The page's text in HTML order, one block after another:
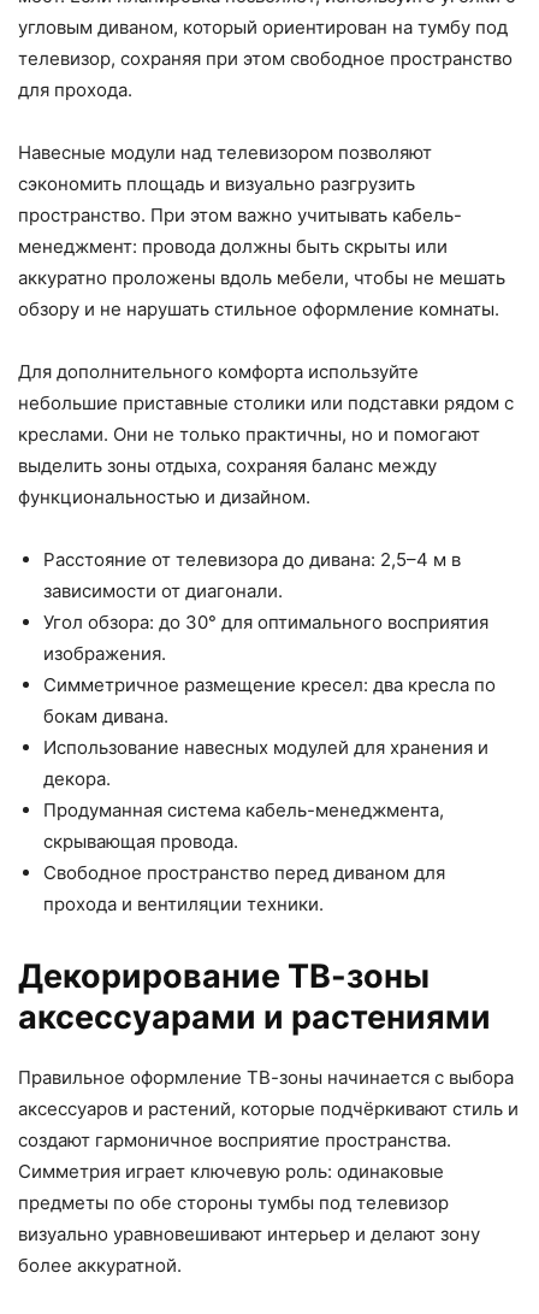
угловым диваном, который ориентирован на тумбу под
телевизор, сохраняя при этом свободное пространство
для прохода.
Навесные модули над телевизором позволяют
сэкономить площадь и визуально разгрузить
пространство. При этом важно учитывать кабель-
менеджмент: провода должны быть скрыты или
аккуратно проложены вдоль мебели, чтобы не мешать
обзору и не нарушать стильное оформление комнаты.
Для дополнительного комфорта используйте
небольшие приставные столики или подставки рядом с
креслами. Они не только практичны, но и помогают
выделить зоны отдыха, сохраняя баланс между
функциональностью и дизайном.
Расстояние от телевизора до дивана: 2,5–4 м в
зависимости от диагонали.
Угол обзора: до 30° для оптимального восприятия
изображения.
Симметричное размещение кресел: два кресла по
бокам дивана.
Использование навесных модулей для хранения и
декора.
Продуманная система кабель-менеджмента,
скрывающая провода.
Свободное пространство перед диваном для
прохода и вентиляции техники.
Декорирование ТВ-зоны
аксессуарами и растениями
Правильное оформление ТВ-зоны начинается с выбора
аксессуаров и растений, которые подчёркивают стиль и
создают гармоничное восприятие пространства.
Симметрия играет ключевую роль: одинаковые
предметы по обе стороны тумбы под телевизор
визуально уравновешивают интерьер и делают зону
более аккуратной.